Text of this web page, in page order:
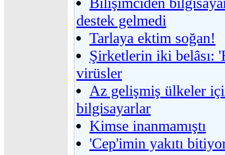
destek gelmedi
Tarlaya ektim soğan!
Şirketlerin iki belâsı:
virüsler
Az gelişmiş ülkeler
bilgisayarlar
Kimse inanmamıştı
'Cep'imin yakıtı